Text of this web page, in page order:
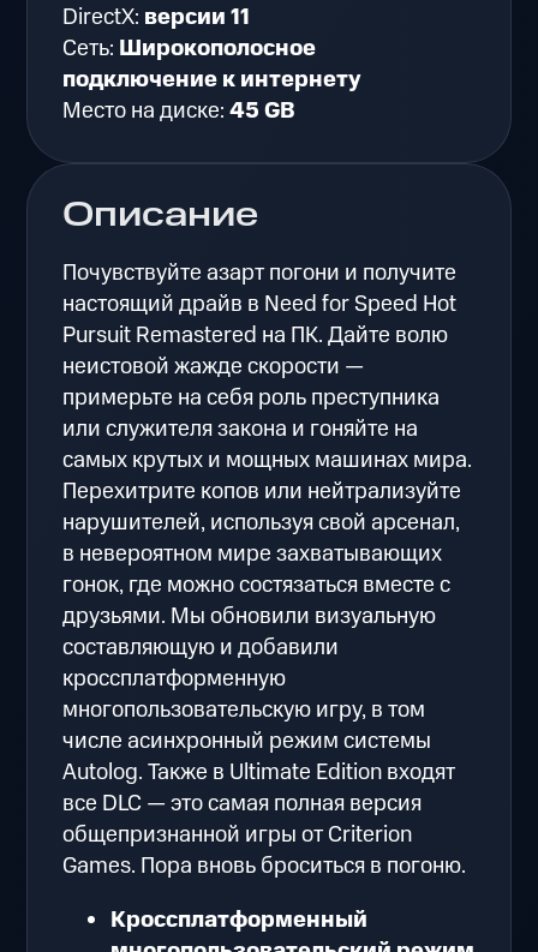
Описание
Почувствуйте азарт погони и получите
настоящий драйв в Need for Speed Hot
Pursuit Remastered на ПК. Дайте волю
неистовой жажде скорости —
примерьте на себя роль преступника
или служителя закона и гоняйте на
самых крутых и мощных машинах мира.
Перехитрите копов или нейтрализуйте
нарушителей, используя свой арсенал,
в невероятном мире захватывающих
гонок, где можно состязаться вместе с
друзьями. Мы обновили визуальную
составляющую и добавили
кроссплатформенную
многопользовательскую игру, в том
числе асинхронный режим системы
Autolog. Также в Ultimate Edition входят
все DLC — это самая полная версия
общепризнанной игры от Criterion
Games. Пора вновь броситься в погоню.
Кроссплатформенный
DirectX: версии 11
Сеть: Широкополосное
подключение к интернету
Место на диске:45 GB